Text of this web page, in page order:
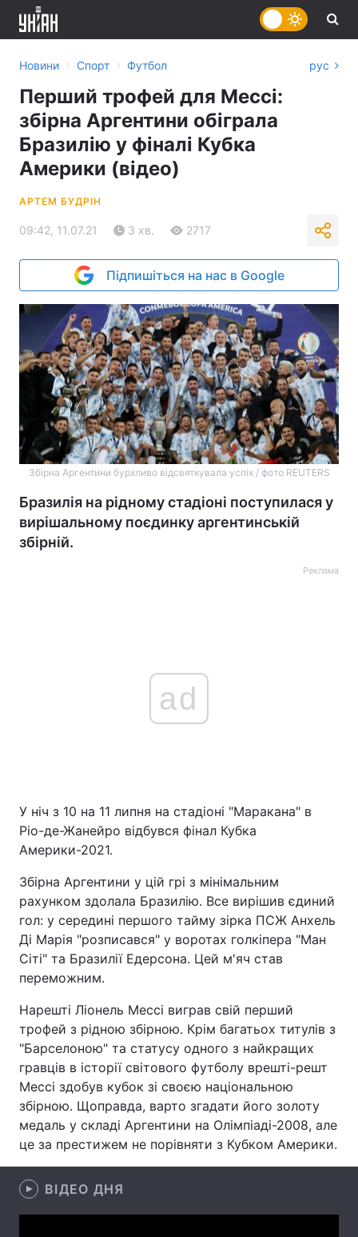
Україна Політика
Економіка
Спорт Наука
Техно і зв'язок Лайт
Зброя Інциденти
Цікавинки Погода
Екологія Регіони
Лонгріди
Відео з Youtube Статті
Інтерв'ю
Новини › Спорт › Футбол рус
Перший трофей для Мессі:
збірна Аргентини обіграла
Бразилію у фіналі Кубка
Америки (відео)
АРТЕМ БУДРІН
09:42, 11.07.21 3 хв. 2717
Підпишіться на нас в Google
Збірна Аргентини бурхливо відсвяткувала успіх / фото REUTERS
Бразилія на рідному стадіоні поступилася у
вирішальному поєдинку аргентинській
збірній.
Реклама
ad
У ніч з 10 на 11 липня на стадіоні "Маракана" в
Ріо-де-Жанейро відбувся фінал Кубка
Америки-2021.
Збірна Аргентини у цій грі з мінімальним
рахунком здолала Бразилію. Все вирішив єдиний
гол: у середині першого тайму зірка ПСЖ Анхель
Ді Марія "розписався" у воротах голкіпера "Ман
Сіті" та Бразилії Едерсона. Цей м'яч став
переможним.
Нарешті Ліонель Мессі виграв свій перший
трофей з рідною збірною. Крім багатьох титулів з
"Барселоною" та статусу одного з найкращих
гравців в історії світового футболу врешті-решт
Мессі здобув кубок зі своєю національною
збірною. Щоправда, варто згадати його золоту
медаль у складі Аргентини на Олімпіаді-2008, але
це за престижем не порівняти з Кубком Америки.
ВІДЕО ДНЯ